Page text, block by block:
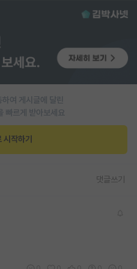
여 게시글에 달린
빠르게 받아보세요
시작하기
댓글쓰기